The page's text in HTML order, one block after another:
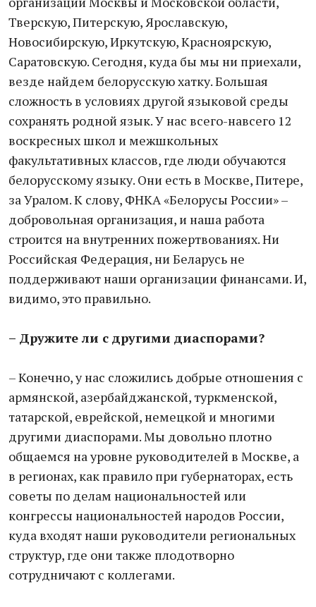
Тверскую, Питерскую, Ярославскую,
Новосибирскую, Иркутскую, Красноярскую,
Саратовскую. Сегодня, куда бы мы ни приехали,
везде найдем белорусскую хатку. Большая
сложность в условиях другой языковой среды
сохранять родной язык. У нас всего-навсего 12
воскресных школ и межшкольных
факультативных классов, где люди обучаются
белорусскому языку. Они есть в Москве, Питере,
за Уралом. К слову, ФНКА «Белорусы России» –
добровольная организация, и наша работа
строится на внутренних пожертвованиях. Ни
Российская Федерация, ни Беларусь не
поддерживают наши организации финансами. И,
видимо, это правильно.
– Дружите ли с другими диаспорами?
– Конечно, у нас сложились добрые отношения с
армянской, азербайджанской, туркменской,
татарской, еврейской, немецкой и многими
другими диаспорами. Мы довольно плотно
общаемся на уровне руководителей в Москве, а
в регионах, как правило при губернаторах, есть
советы по делам национальностей или
конгрессы национальностей народов России,
куда входят наши руководители региональных
структур, где они также плодотворно
сотрудничают с коллегами.